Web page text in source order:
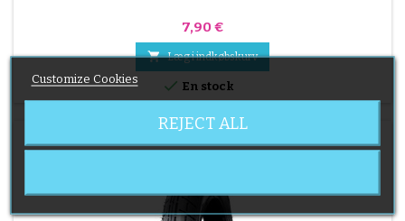
Pris
7,90 €
 Læg i indkøbskurv
 En stock
Customize Cookies
REJECT ALL